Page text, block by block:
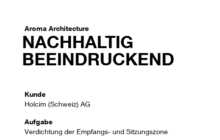
Aroma Architecture
NACHHALTIG
BEEINDRUCKEND
Kunde
Holcim (Schweiz) AG
Aufgabe
Verdichtung der Empfangs- und Sitzungszone